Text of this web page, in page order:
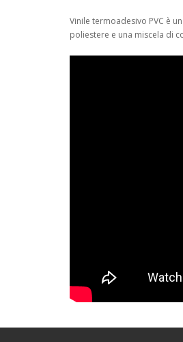
Vinile termoadesivo PVC è
poliestere e una miscela di